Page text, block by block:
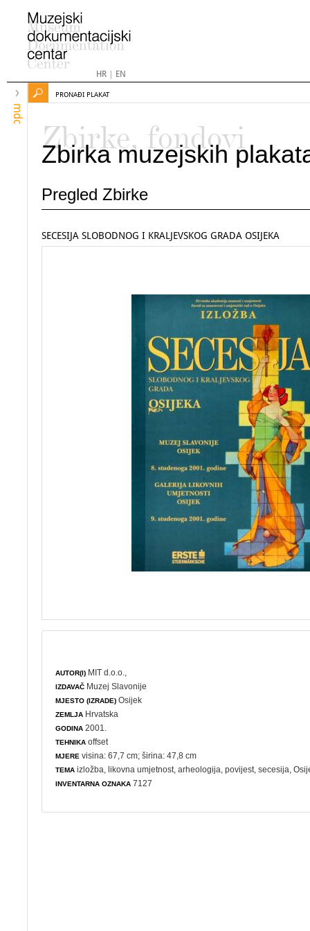
HR| EN
mdc
PRONAĐI PLAKAT
Zbirke, fondovi
Zbirka muzejskih
Pregled Zbirke
SECESIJA SLOBODNOG I KRALJEVSKOG GRADA OSIJEKA
AUTOR(I) MIT d.o.o.,
IZDAVAČ Muzej Slavonije
MJESTO (IZRADE) Osijek
ZEMLJA Hrvatska
GODINA 2001.
TEHNIKA offset
MJERE visina: 67,7 cm; širina: 47,8 cm
TEMA izložba ,likovna umjetnost ,arheologija ,povijest ,secesija ,
INVENTARNA OZNAKA 7127